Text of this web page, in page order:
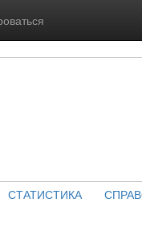
СТАТИСТИКА